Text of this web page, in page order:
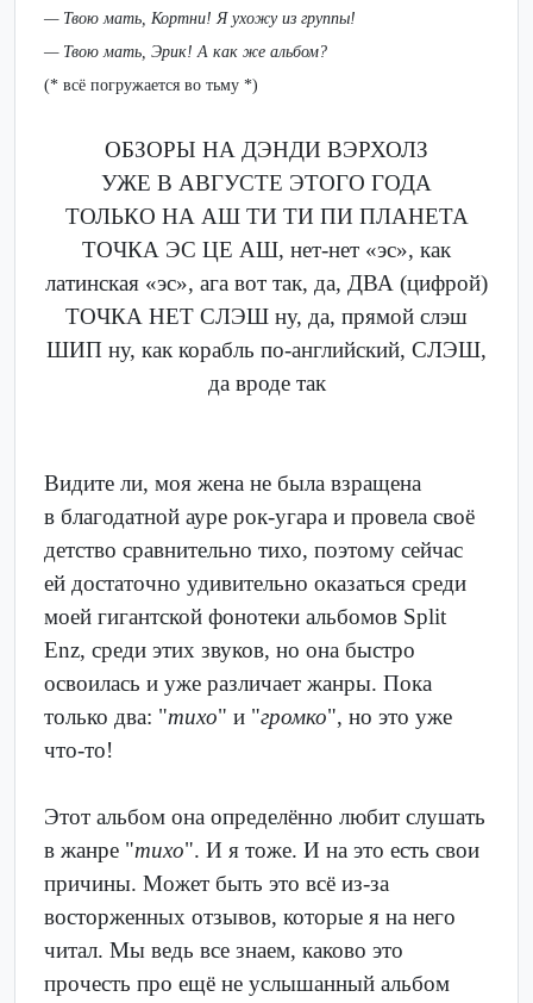
— Твою мать, Кортни! Я ухожу из группы!
— Твою мать, Эрик! А как же альбом?
(* всё погружается во тьму *)
ОБЗОРЫ НА ДЭНДИ ВЭРХОЛЗ
УЖЕ В АВГУСТЕ ЭТОГО ГОДА
ТОЛЬКО НА АШ ТИ ТИ ПИ ПЛАНЕТА
ТОЧКА ЭС ЦЕ АШ, нет-нет «эс», как
латинская «эс», ага вот так, да, ДВА (цифрой)
ТОЧКА НЕТ СЛЭШ ну, да, прямой слэш
ШИП ну, как корабль по-английский, СЛЭШ,
да вроде так
Видите ли, моя жена не была взращена
в благодатной ауре рок-угара и провела своё
детство сравнительно тихо, поэтому сейчас
ей достаточно удивительно оказаться среди
моей гигантской фонотеки альбомов Split
Enz, среди этих звуков, но она быстро
освоилась и уже различает жанры. Пока
только два: "тихо" и "громко", но это уже
что-то!
Этот альбом она определённо любит слушать
в жанре "тихо". И я тоже. И на это есть свои
причины. Может быть это всё из-за
восторженных отзывов, которые я на него
читал. Мы ведь все знаем, каково это
прочесть про ещё не услышанный альбом